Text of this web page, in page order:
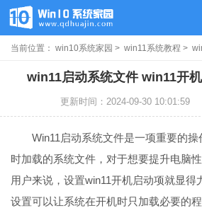
当前位置： win10系统家园 > win11系统教程 >
win11启动系统文件 win11开
更新时间：2024-09-30 10:01:59
Win11启动系统文件是一项重要的操
时加载的系统文件，对于想要提升电脑
用户来说，设置win11开机启动项就显得
设置可以让系统在开机时只加载必要的